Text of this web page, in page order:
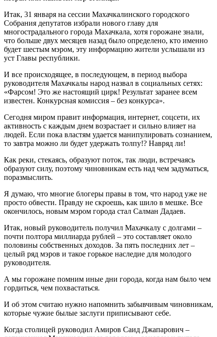
Итак, 31 января на сессии Махачкалинского городского
Собрания депутатов избрали нового главу для
многострадального города Махачкала, хотя горожане знали,
что больше двух месяцев назад было определено, кто именно
будет ше­стым мэром, эту информацию жители услышали из
уст Главы республики.
И все происходящее, в последующем, в пе­риод выбора
руководителя Махачкалы народ назвал в социальных сетях:
«Фарсом! Это же на­стоящий цирк! Результат заранее всем
известен. Конкурсная комиссия – без конкурса».
Сегодня миром правит информация, интернет, соцсети, их
активность с каждым днем возраста­ет и сильно влияет на
людей. Если пока властям удается манипулировать сознанием,
то завтра можно ли будет удержать толпу!? Навряд ли!
Как реки, стекаясь, образуют поток, так люди, встречаясь
образуют силу, поэтому чиновникам есть над чем задуматься,
поразмыслить.
Я думаю, что многие блогеры правы в том, что народ уже не
просто обвести. Правду не скро­ешь, как шило в мешке. Все
окончилось, новым мэром города стал Салман Дадаев.
Итак, новый руководитель получил Махачкалу с долгами –
почти полтора миллиарда рублей – это составляет около
половины собственных до­ходов. За пять последних лет –
целый ряд мэров и такое горькое наследие для молодого
руково­дителя.
А мы горожане помним иные дни города, когда нам было чем
гордиться, чем похвастаться.
И об этом считаю нужно напомнить забывчи­вым чиновникам,
которые чужие былые заслуги приписывают себе.
Когда столицей руководил Амиров Саид Джа­парович –